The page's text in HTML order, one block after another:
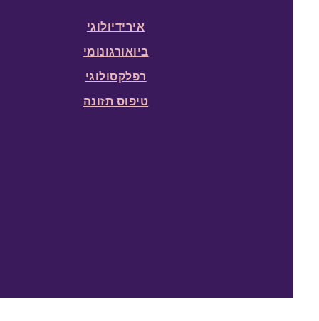
אירידיולוגי
ביואורגונומי
רפלקסולוגי
טיפוס תזונה